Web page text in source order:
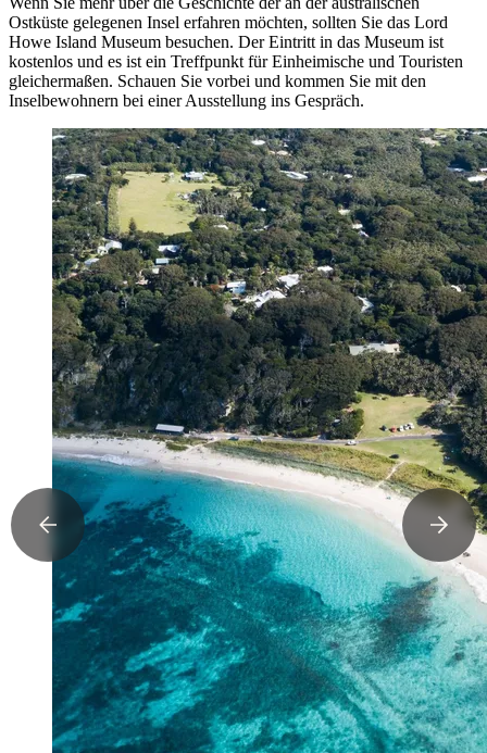
Ostküste gelegenen Insel erfahren möchten, sollten Sie das Lord
Howe Island Museum besuchen. Der Eintritt in das Museum ist
kostenlos und es ist ein Treffpunkt für Einheimische und Touristen
gleichermaßen. Schauen Sie vorbei und kommen Sie mit den
Inselbewohnern bei einer Ausstellung ins Gespräch.